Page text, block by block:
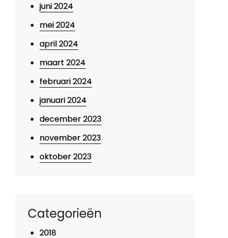
juni 2024
mei 2024
april 2024
maart 2024
februari 2024
januari 2024
december 2023
november 2023
oktober 2023
Categorieën
2018